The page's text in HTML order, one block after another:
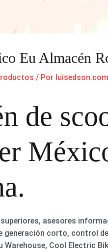
Eu Almacén
/ Por luisedson.com
de
asesores
generación corto, control
Warehouse, Cool Electric